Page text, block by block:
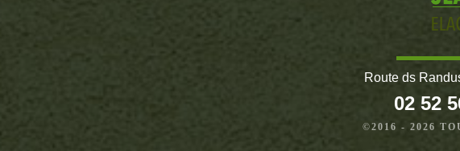
Route ds
02 52
©2016 - 2026